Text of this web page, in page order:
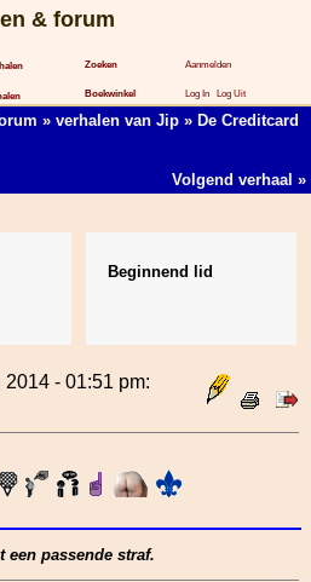
& forum
Zoeken
Boekwinkel
Aanmelden
Log In Log Uit
» verhalen van Jip » De Creditcard
Volgend verhaal »
Beginnend lid
2014 - 01:51 pm:
een passende straf.